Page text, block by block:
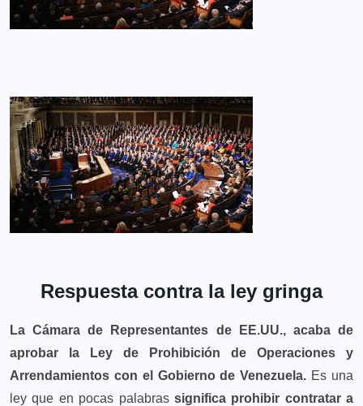
Respuesta contra la ley gringa
La Cámara de Representantes de EE.UU., acaba de
aprobar la Ley de Prohibición de Operaciones y
Arrendamientos con el Gobierno de Venezuela. Es una
ley que en pocas palabras significa prohibir contratar a